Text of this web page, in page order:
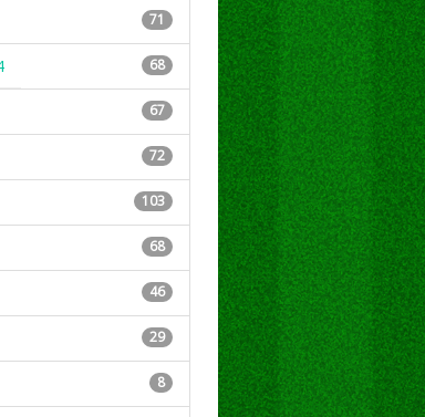
71
68
67
72
103
68
46
29
8